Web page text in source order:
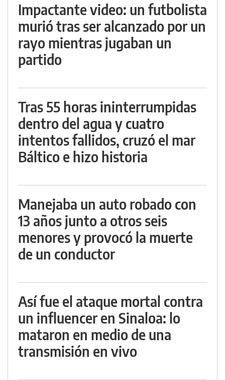
Impactante video: un futbolista
murió tras ser alcanzado por un
rayo mientras jugaban un
partido
Tras 55 horas ininterrumpidas
dentro del agua y cuatro
intentos fallidos, cruzó el mar
Báltico e hizo historia
Manejaba un auto robado con
13 años junto a otros seis
menores y provocó la muerte
de un conductor
Así fue el ataque mortal contra
un influencer en Sinaloa: lo
mataron en medio de una
transmisión en vivo